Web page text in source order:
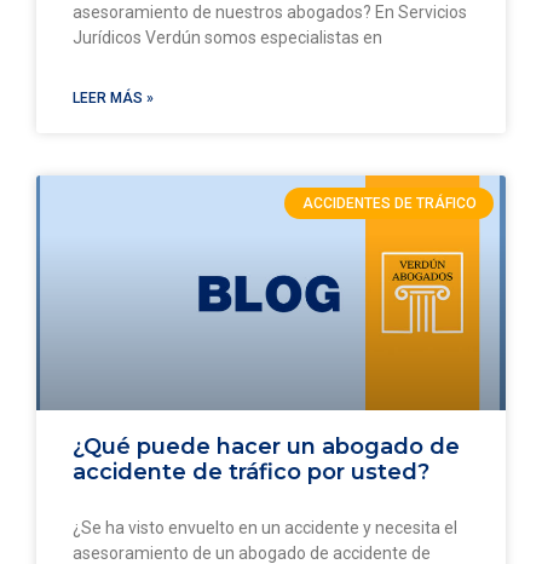
asesoramiento de nuestros abogados? En Servicios
Jurídicos Verdún somos especialistas en
LEER MÁS »
ACCIDENTES DE TRÁFICO
¿Qué puede hacer un abogado de
accidente de tráfico por usted?
¿Se ha visto envuelto en un accidente y necesita el
asesoramiento de un abogado de accidente de